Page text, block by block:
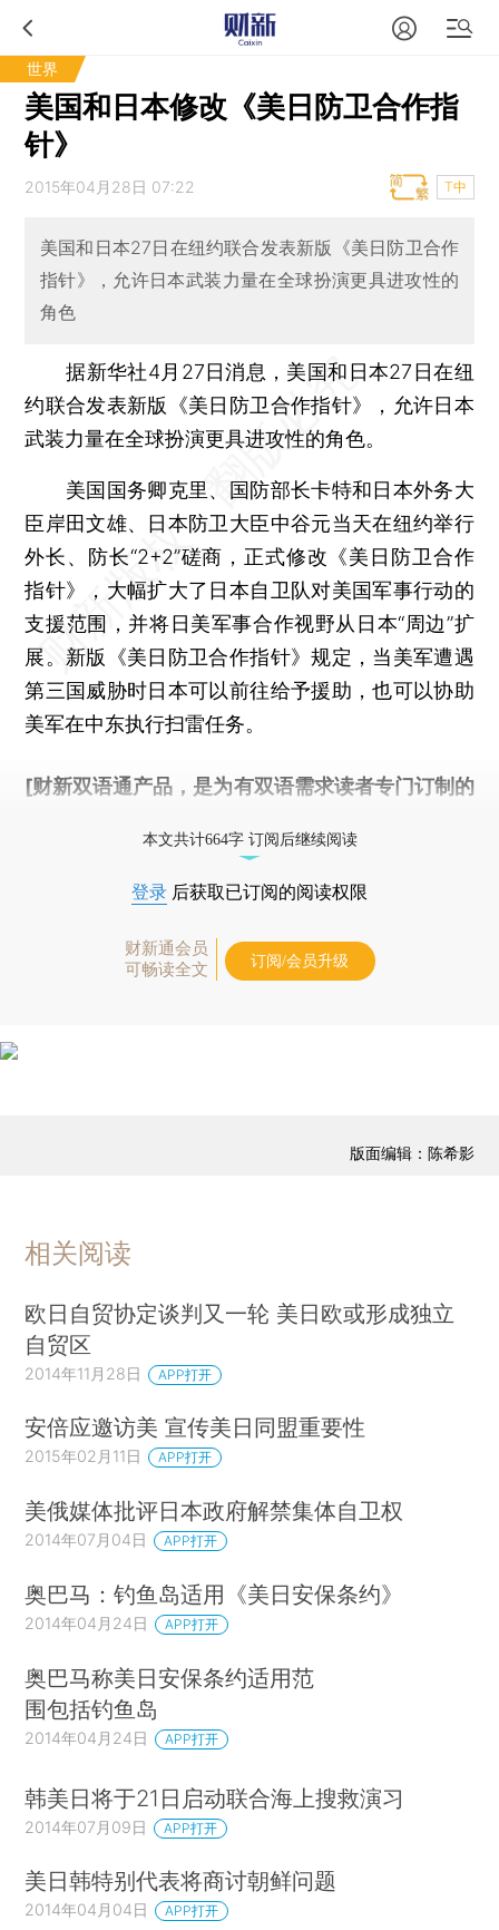
世界
美国和日本修改《美日防卫合作指
针》
2015年04月28日 07:22 T中
美国和日本27日在纽约联合发表新版《美日防卫合作
指针》，允许日本武装力量在全球扮演更具进攻性的
角色
据新华社4月27日消息，美国和日本27日在纽
约联合发表新版《美日防卫合作指针》，允许日本
武装力量在全球扮演更具进攻性的角色。
美国国务卿克里、国防部长卡特和日本外务大
臣岸田文雄、日本防卫大臣中谷元当天在纽约举行
外长、防长“2+2”磋商，正式修改《美日防卫合作
指针》，大幅扩大了日本自卫队对美国军事行动的
支援范围，并将日美军事合作视野从日本“周边”扩
展。新版《美日防卫合作指针》规定，当美军遭遇
第三国威胁时日本可以前往给予援助，也可以协助
美军在中东执行扫雷任务。
[财新双语通产品，是为有双语需求读者专门订制的
本文共计664字 订阅后继续阅读
登录 后获取已订阅的阅读权限
财新通会员
可畅读全文
订阅/会员升级
版面编辑：陈希影
相关阅读
欧日自贸协定谈判又一轮 美日欧或形成独立
自贸区
2014年11月28日 APP打开
安倍应邀访美 宣传美日同盟重要性
2015年02月11日 APP打开
美俄媒体批评日本政府解禁集体自卫权
2014年07月04日 APP打开
奥巴马：钓鱼岛适用《美日安保条约》
2014年04月24日 APP打开
奥巴马称美日安保条约适用范
围包括钓鱼岛
2014年04月24日 APP打开
韩美日将于21日启动联合海上搜救演习
2014年07月09日 APP打开
美日韩特别代表将商讨朝鲜问题
2014年04月04日 APP打开